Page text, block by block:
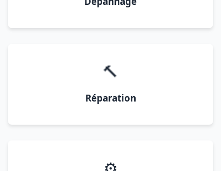
🔨
Réparation